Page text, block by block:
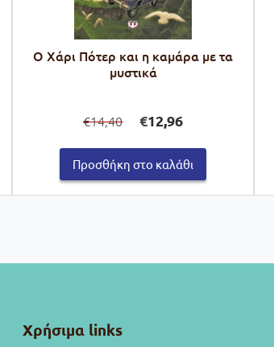
Ο Χάρι Πότερ και η καμάρα με τα
μυστικά
€14,40
price
€14,40.
€12,96τρέχουσα
είναι:
€12,96.
Προσθήκη στο καλάθι
Χρήσιμα links